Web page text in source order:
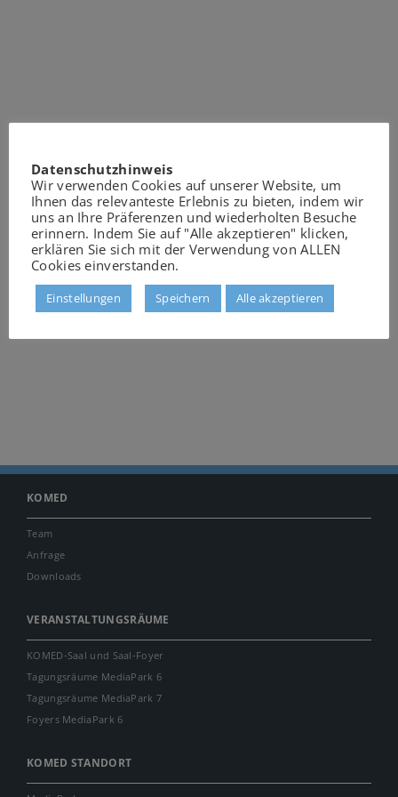
KOMED
Team
Anfrage
Downloads
VERANSTALTUNGSRÄUME
KOMED-Saal und Saal-Foyer
Tagungsräume MediaPark 6
Tagungsräume MediaPark 7
Foyers MediaPark 6
KOMED STANDORT
Datenschutzhinweis
Wir verwenden Cookies auf unserer Website, um
Ihnen das relevanteste Erlebnis zu bieten, indem wir
uns an Ihre Präferenzen und wiederholten Besuche
erinnern. Indem Sie auf "Alle akzeptieren" klicken,
erklären Sie sich mit der Verwendung von ALLEN
Cookies einverstanden.
Einstellungen Speichern Alle akzeptieren